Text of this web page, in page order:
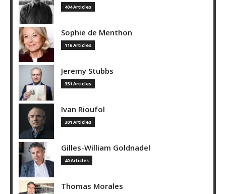
404 Articles
Sophie de Menthon
116 Articles
Jeremy Stubbs
351 Articles
Ivan Rioufol
301 Articles
Gilles-William Goldnadel
40 Articles
Thomas Morales